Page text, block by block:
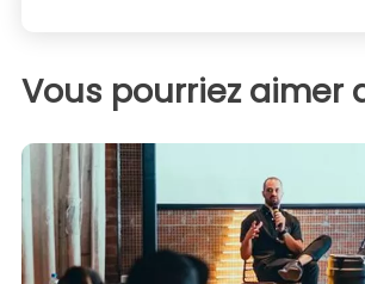
Vous pourriez aimer